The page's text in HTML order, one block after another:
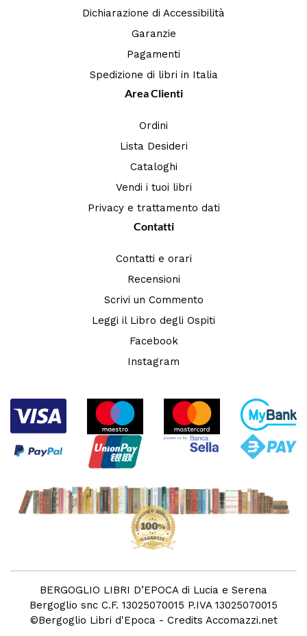
Dichiarazione di Accessibilità
Garanzie
Pagamenti
Spedizione di libri in Italia
Area Clienti
Ordini
Lista Desideri
Cataloghi
Vendi i tuoi libri
Privacy e trattamento dati
Contatti
Contatti e orari
Recensioni
Scrivi un Commento
Leggi il Libro degli Ospiti
Facebook
Instagram
BERGOGLIO LIBRI D’EPOCA di Lucia e Serena
Bergoglio snc C.F. 13025070015 P.IVA 13025070015
©Bergoglio Libri d'Epoca - Credits Accomazzi.net